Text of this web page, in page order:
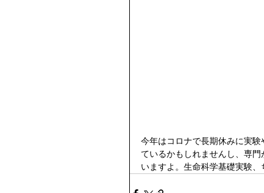
今年はコロナで長期休みに実
ているかもしれませんし、専
いますよ。生命科学基礎実験